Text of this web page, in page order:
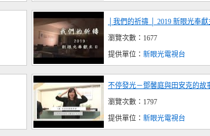
│我們的祈禱 │ 2019 新眼光奉
瀏覽次數：1677
提供單位： 新眼光電視台
不停發光－鄧馨庭與田安克的故
瀏覽次數：1797
提供單位： 新眼光電視台